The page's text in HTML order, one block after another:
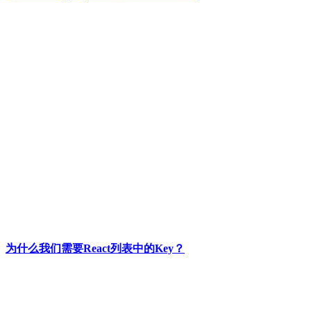
为什么我们需要React列表中的Key？